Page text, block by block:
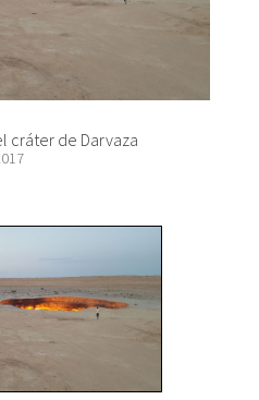
cráter de Darvaza